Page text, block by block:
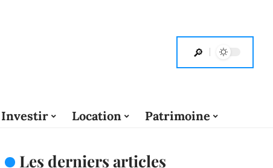
Investir Location Patrimoine
Les derniers articles